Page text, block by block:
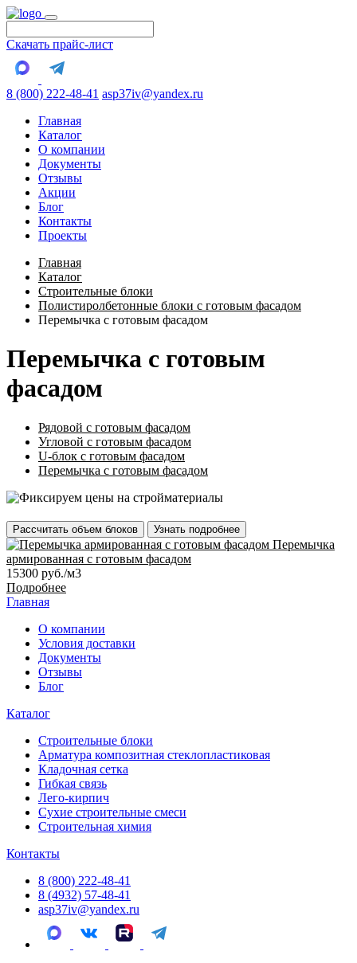
Скачать прайс-лист
8 (800) 222-48-41 asp37iv@yandex.ru
Главная
Каталог
О компании
Документы
Отзывы
Акции
Блог
Контакты
Проекты
Главная
Каталог
Строительные блоки
Полистиролбетонные блоки с готовым фасадом
Перемычка с готовым фасадом
Перемычка с готовым
фасадом
Рядовой с готовым фасадом
Угловой с готовым фасадом
U-блок с готовым фасадом
Перемычка с готовым фасадом
Рассчитать объем блоков Узнать подробнее
Перемычка
армированная с готовым фасадом
15300 руб./м3
Подробнее
Главная
О компании
Условия доставки
Документы
Отзывы
Блог
Каталог
Строительные блоки
Арматура композитная стеклопластиковая
Кладочная сетка
Гибкая связь
Лего-кирпич
Сухие строительные смеси
Строительная химия
Контакты
8 (800) 222-48-41
8 (4932) 57-48-41
asp37iv@yandex.ru